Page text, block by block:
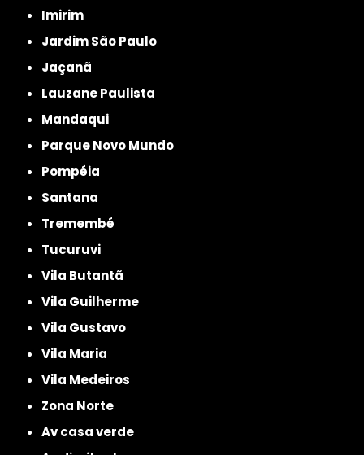
Imirim
Jardim São Paulo
Jaçanã
Lauzane Paulista
Mandaqui
Parque Novo Mundo
Pompéia
Santana
Tremembé
Tucuruvi
Vila Butantã
Vila Guilherme
Vila Gustavo
Vila Maria
Vila Medeiros
Zona Norte
av casa verde